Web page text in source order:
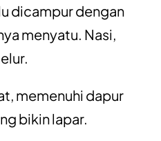
dicampur dengan
menyatu. Nasi,
memenuhi dapur
bikin lapar.